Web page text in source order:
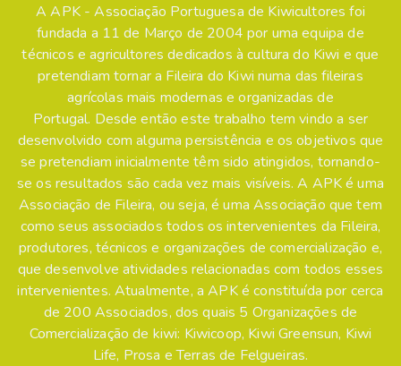
A APK - Associação Portuguesa de Kiwicultores foi
fundada a 11 de Março de 2004 por uma equipa de
técnicos e agricultores dedicados à cultura do Kiwi e que
pretendiam tornar a Fileira do Kiwi numa das fileiras
agrícolas mais modernas e organizadas de
Portugal. Desde então este trabalho tem vindo a ser
desenvolvido com alguma persistência e os objetivos que
se pretendiam inicialmente têm sido atingidos, tornando-
se os resultados são cada vez mais visíveis. A APK é uma
Associação de Fileira, ou seja, é uma Associação que tem
como seus associados todos os intervenientes da Fileira,
produtores, técnicos e organizações de comercialização e,
que desenvolve atividades relacionadas com todos esses
intervenientes. Atualmente, a APK é constituída por cerca
de 200 Associados, dos quais 5 Organizações de
Comercialização de kiwi: Kiwicoop, Kiwi Greensun, Kiwi
Life, Prosa e Terras de Felgueiras.